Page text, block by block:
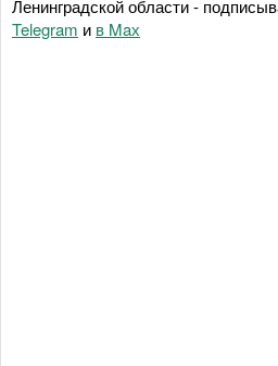
Ленинградской области -
Telegram и в Maх